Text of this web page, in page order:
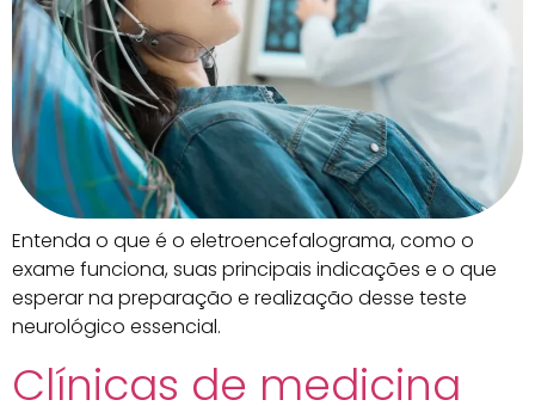
Entenda o que é o eletroencefalograma, como o
exame funciona, suas principais indicações e o que
esperar na preparação e realização desse teste
neurológico essencial.
Clínicas de medicina